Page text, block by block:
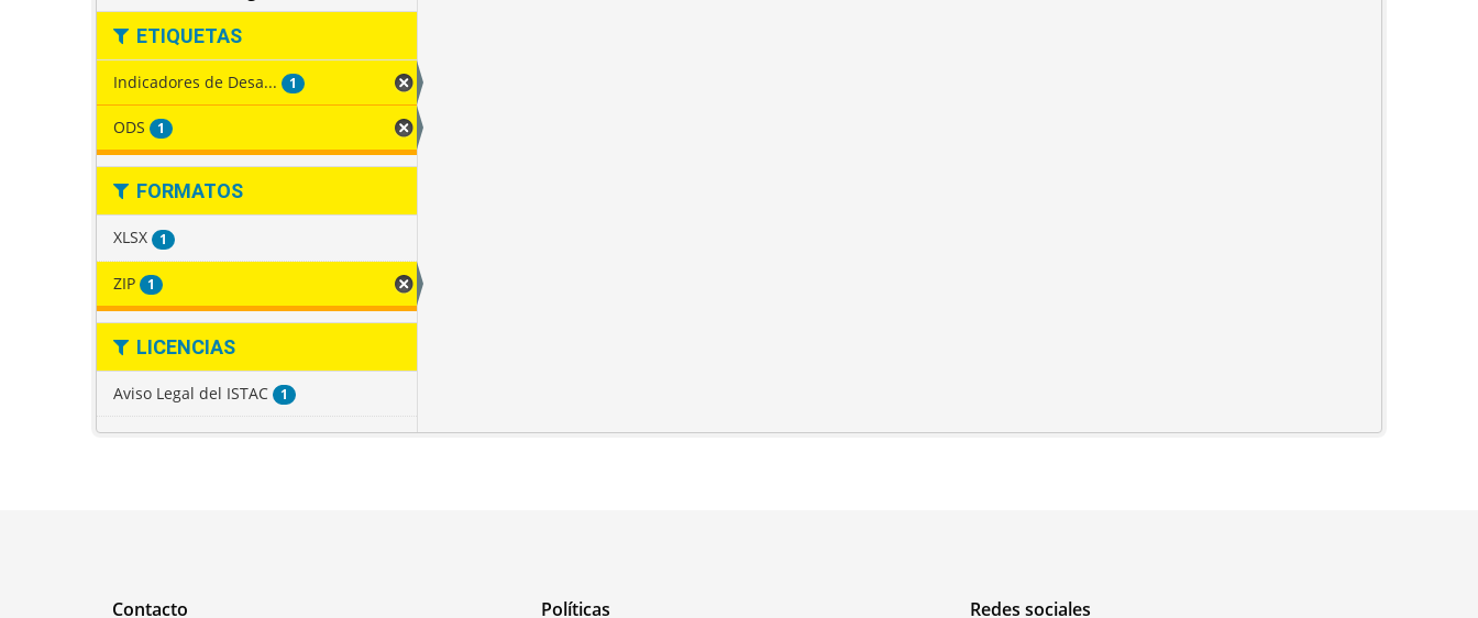
ETIQUETAS
Indicadores de Desa... 1
ODS 1
FORMATOS
XLSX 1
ZIP 1
LICENCIAS
Aviso Legal del ISTAC 1
Contacto Políticas Redes sociales